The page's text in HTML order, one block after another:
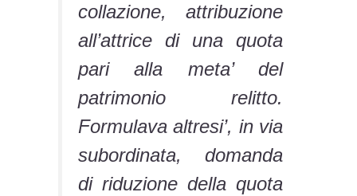
collazione, attribuzione
all’attrice di una quota
pari alla meta’ del
patrimonio relitto.
Formulava altresi’, in via
subordinata, domanda
di riduzione della quota